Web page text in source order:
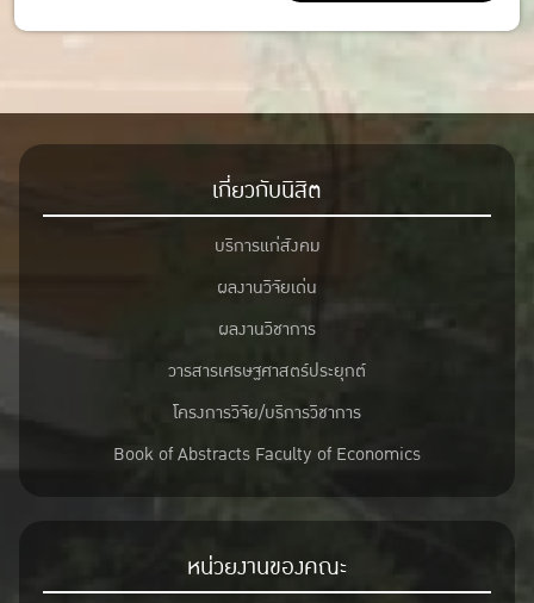
เกี่ยวกับนิสิต
บริการแก่สังคม
ผลงานวิจัยเด่น
ผลงานวิชาการ
วารสารเศรษฐศาสตร์ประยุกต์
โครงการวิจัย/บริการวิชาการ
Book of Abstracts Faculty of Economics
หน่วยงานของคณะ